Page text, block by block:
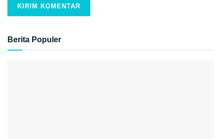
Berita Populer